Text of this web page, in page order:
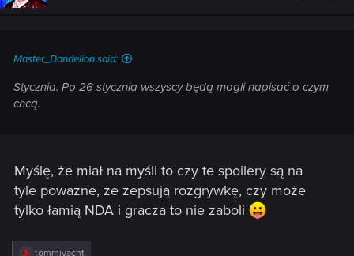
Master_Dandelion said:
Stycznia. Po 26 stycznia wszyscy będą mogli napisać o czym
chcą.
Myślę, że miał na myśli to czy te spoilery są na
tyle poważne, że zepsują rozgrywkę, czy może
tylko łamią NDA i gracza to nie zaboli
R
tommiyacht